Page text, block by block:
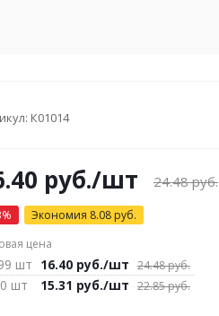
К01014
руб./шт 24.48руб.
% Экономия 8.08 руб.
цена
шт 16.40 руб./шт 24.48руб.
шт 15.31 руб./шт 22.85руб.